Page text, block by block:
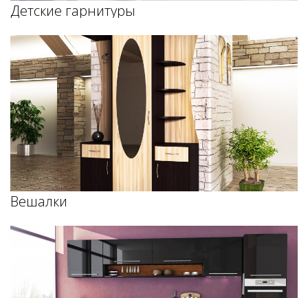
Детские гарнитуры
Вешалки